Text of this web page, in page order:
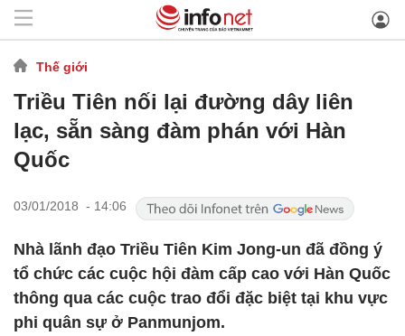
Thế giới
Triều Tiên nối lại đường dây liên
lạc, sẵn sàng đàm phán với Hàn
Quốc
03/01/2018 - 14:06
Nhà lãnh đạo Triều Tiên Kim Jong-un đã đồng ý
tổ chức các cuộc hội đàm cấp cao với Hàn Quốc
thông qua các cuộc trao đổi đặc biệt tại khu vực
phi quân sự ở Panmunjom.